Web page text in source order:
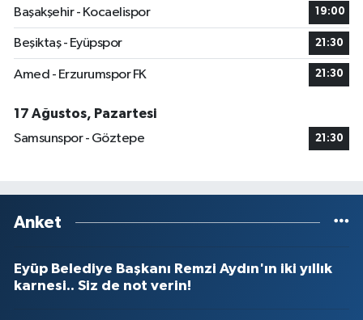
Başakşehir - Kocaelispor
19:00
Beşiktaş - Eyüpspor 21:30
Amed - Erzurumspor FK 21:30
17 Ağustos, Pazartesi
Samsunspor - Göztepe
21:30
Anket
Eyüp Belediye Başkanı Remzi Aydın'ın iki yıllık
karnesi.. Siz de not verin!